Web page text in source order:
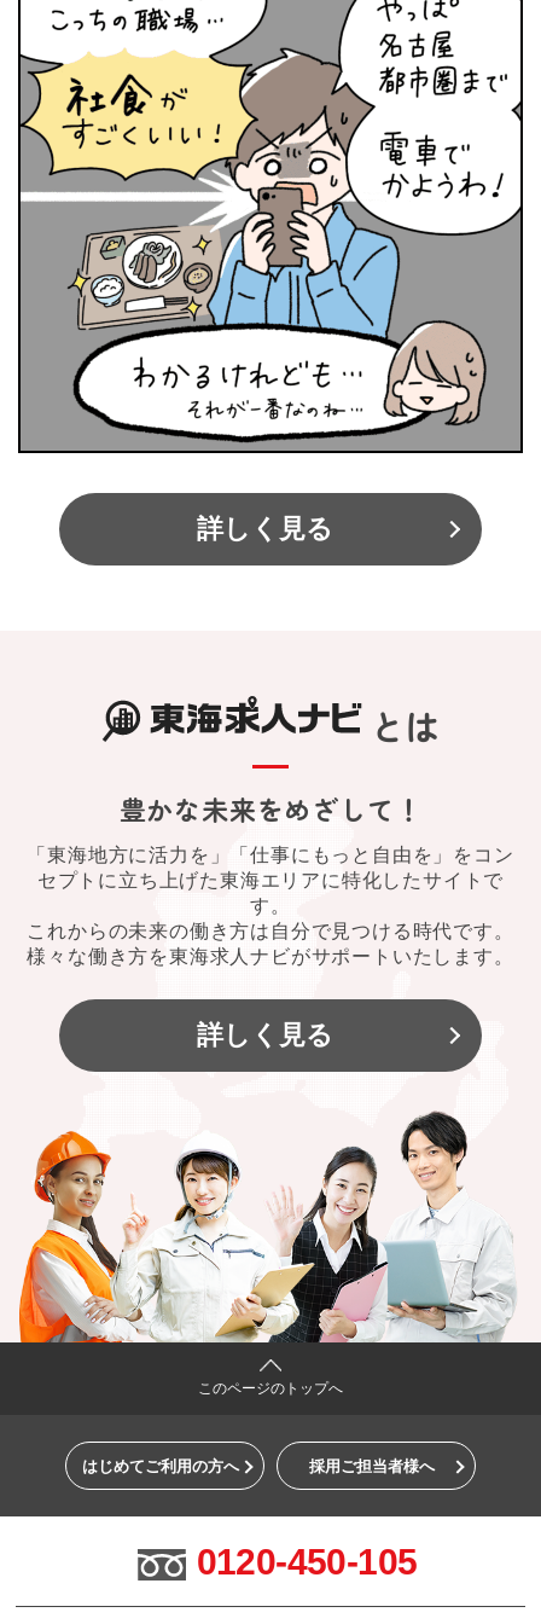
詳しく見る
とは
豊かな未来をめざして！
「東海地方に活力を」「仕事にもっと自由を」をコン
セプトに立ち上げた東海エリアに特化したサイトで
す。
これからの未来の働き方は自分で見つける時代です。
様々な働き方を東海求人ナビがサポートいたします。
詳しく見る
このページのトップへ
はじめてご利用の方へ 採用ご担当者様へ
0120-450-105